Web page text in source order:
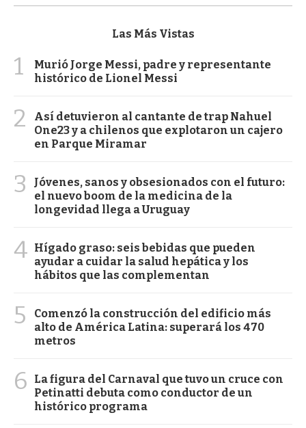
Las Más Vistas
1
Murió Jorge Messi, padre y representante
histórico de Lionel Messi
2
Así detuvieron al cantante de trap Nahuel
One23 y a chilenos que explotaron un cajero
en Parque Miramar
3
Jóvenes, sanos y obsesionados con el futuro:
el nuevo boom de la medicina de la
longevidad llega a Uruguay
4 Hígado graso: seis bebidas que pueden
ayudar a cuidar la salud hepática y los
hábitos que las complementan
5
Comenzó la construcción del edificio más
alto de América Latina: superará los 470
metros
6
La figura del Carnaval que tuvo un cruce con
Petinatti debuta como conductor de un
histórico programa